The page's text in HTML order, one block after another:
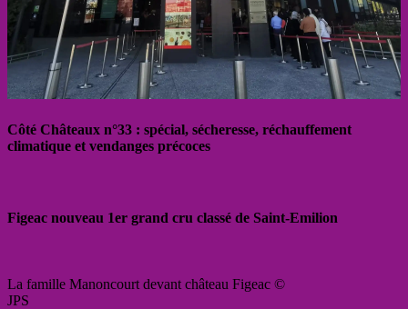
Côté Châteaux n°33 : spécial, sécheresse, réchauffement
climatique et vendanges précoces
Figeac nouveau 1er grand cru classé de Saint-Emilion
La famille Manoncourt devant château Figeac ©
JPS